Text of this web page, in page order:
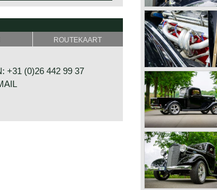
daarbij gemodificeerd.
ROUTEKAART
+31 (0)26 442 99 37